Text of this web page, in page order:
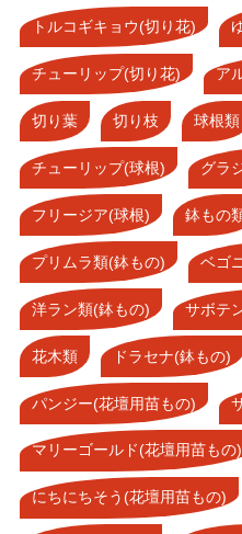
トルコギキョウ(切り花)
チューリップ(切り花) ア
切り葉 切り枝 球根類
チューリップ(球根) グラ
フリージア(球根) 鉢もの
プリムラ類(鉢もの) ベゴ
洋ラン類(鉢もの) サボテ
花木類 ドラセナ(鉢もの)
パンジー(花壇用苗もの)
マリーゴールド(花壇用苗もの)
にちにちそう(花壇用苗もの)